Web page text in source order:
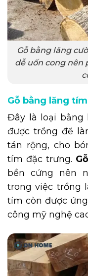
Gỗ bằng lăng
dễ uốn cong nên
Gỗ bằng lăng tím
Đây là loại bằng
được trồng để
tán rộng, cho
tím đặc trưng.
bền cứng nên
trong việc trồng
tím còn được
công mỹ nghệ